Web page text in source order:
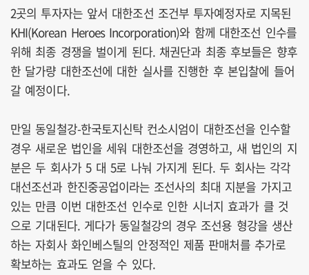
2곳의 투자자는 앞서 대한조선 조건부 투자예정자로 지목된
KHI(Korean Heroes Incorporation)와 함께 대한조선 인수를
위해 최종 경쟁을 벌이게 된다. 채권단과 최종 후보들은 향후
한 달가량 대한조선에 대한 실사를 진행한 후 본입찰에 들어
갈 예정이다.
만일 동일철강-한국토지신탁 컨소시엄이 대한조선을 인수할
경우 새로운 법인을 세워 대한조선을 경영하고, 새 법인의 지
분은 두 회사가 5 대 5로 나눠 가지게 된다. 두 회사는 각각
대선조선과 한진중공업이라는 조선사의 최대 지분을 가지고
있는 만큼 이번 대한조선 인수로 인한 시너지 효과가 클 것
으로 기대된다. 게다가 동일철강의 경우 조선용 형강을 생산
하는 자회사 화인베스틸의 안정적인 제품 판매처를 추가로
확보하는 효과도 얻을 수 있다.